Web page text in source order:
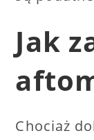
Jak
Chociaż